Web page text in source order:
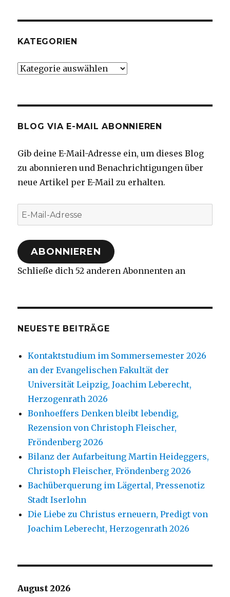
KATEGORIEN
Kategorien
BLOG VIA E-MAIL ABONNIEREN
Gib deine E-Mail-Adresse ein, um dieses Blog
zu abonnieren und Benachrichtigungen über
neue Artikel per E-Mail zu erhalten.
E-
Mail-
Adresse
ABONNIEREN
Schließe dich 52 anderen Abonnenten an
NEUESTE BEITRÄGE
Kontaktstudium im Sommersemester 2026
an der Evangelischen Fakultät der
Universität Leipzig, Joachim Leberecht,
Herzogenrath 2026
Bonhoeffers Denken bleibt lebendig,
Rezension von Christoph Fleischer,
Fröndenberg 2026
Bilanz der Aufarbeitung Martin Heideggers,
Christoph Fleischer, Fröndenberg 2026
Bachüberquerung im Lägertal, Pressenotiz
Stadt Iserlohn
Die Liebe zu Christus erneuern, Predigt von
Joachim Leberecht, Herzogenrath 2026
August 2026